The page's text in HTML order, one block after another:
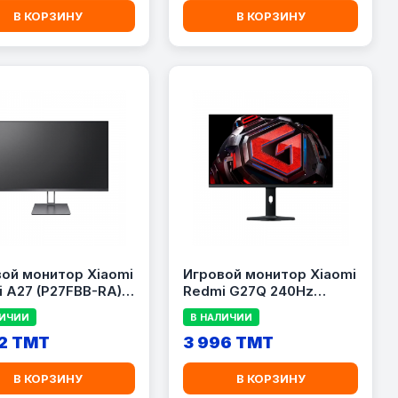
В КОРЗИНУ В КОРЗИНУ
монитор Xiaomi
A27 (P27FBB-RA),
Full HD
IPS, 100 Гц,
DisplayPort,
TMT
В КОРЗИНУ
Игровой монитор Xiaomi
Redmi G27Q 240Hz
(P27QDA-RG), 27\&quot;,
2K QHD (2560×1440), Fast
IPS, 240 Гц, 1 мс, HDMI,
DisplayPort, USB, черный
В НАЛИЧИИ
3 996 TMT
В КОРЗИНУ